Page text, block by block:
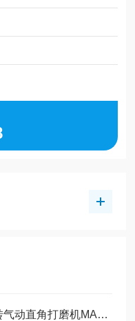
日本NITTO日东工器叶片式旋转气动直角打磨机MAS-20B工作原理